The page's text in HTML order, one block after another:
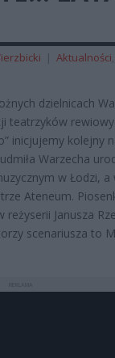
| Aktualności
dzielnicach
inicjujemy kolejny
Warzecha
w Łodzi,
Ateneum.
Janusza
scenariusza to